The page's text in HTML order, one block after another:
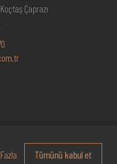
Çaprazı
Tümünü kabul et